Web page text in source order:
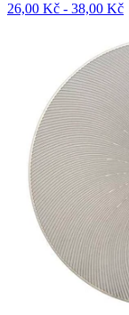
26,00 Kč - 38,00 Kč